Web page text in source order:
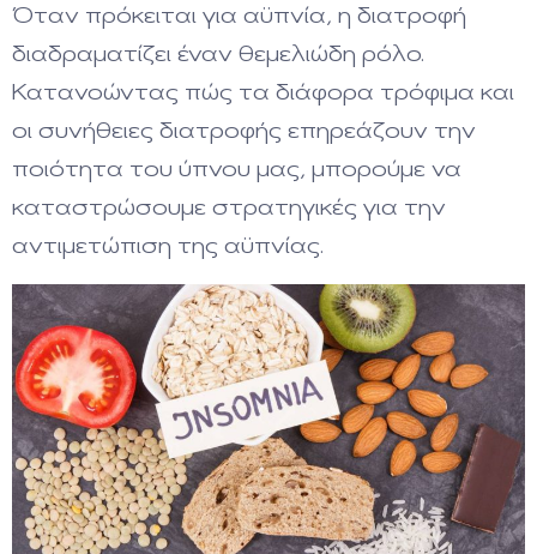
Όταν πρόκειται για αϋπνία, η διατροφή
διαδραματίζει έναν θεμελιώδη ρόλο.
Κατανοώντας πώς τα διάφορα τρόφιμα και
οι συνήθειες διατροφής επηρεάζουν την
ποιότητα του ύπνου μας, μπορούμε να
καταστρώσουμε στρατηγικές για την
αντιμετώπιση της αϋπνίας.